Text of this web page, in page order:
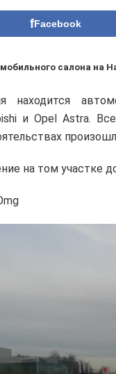
Facebook
салона на
находится
и Opel Astra.
на том участке